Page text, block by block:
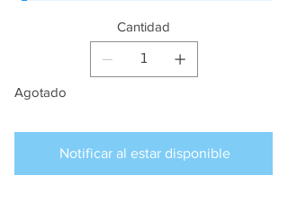
Cantidad
Agotado
Notificar al estar disponible